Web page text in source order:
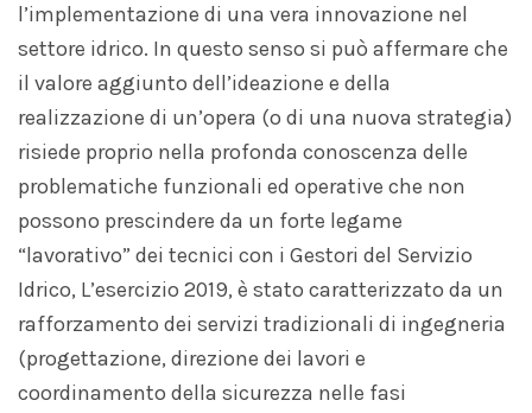
l’implementazione di una vera innovazione nel
settore idrico. In questo senso si può affermare che
il valore aggiunto dell’ideazione e della
realizzazione di un’opera (o di una nuova strategia)
risiede proprio nella profonda conoscenza delle
problematiche funzionali ed operative che non
possono prescindere da un forte legame
“lavorativo” dei tecnici con i Gestori del Servizio
Idrico, L’esercizio 2019, è stato caratterizzato da un
rafforzamento dei servizi tradizionali di ingegneria
(progettazione, direzione dei lavori e
coordinamento della sicurezza nelle fasi